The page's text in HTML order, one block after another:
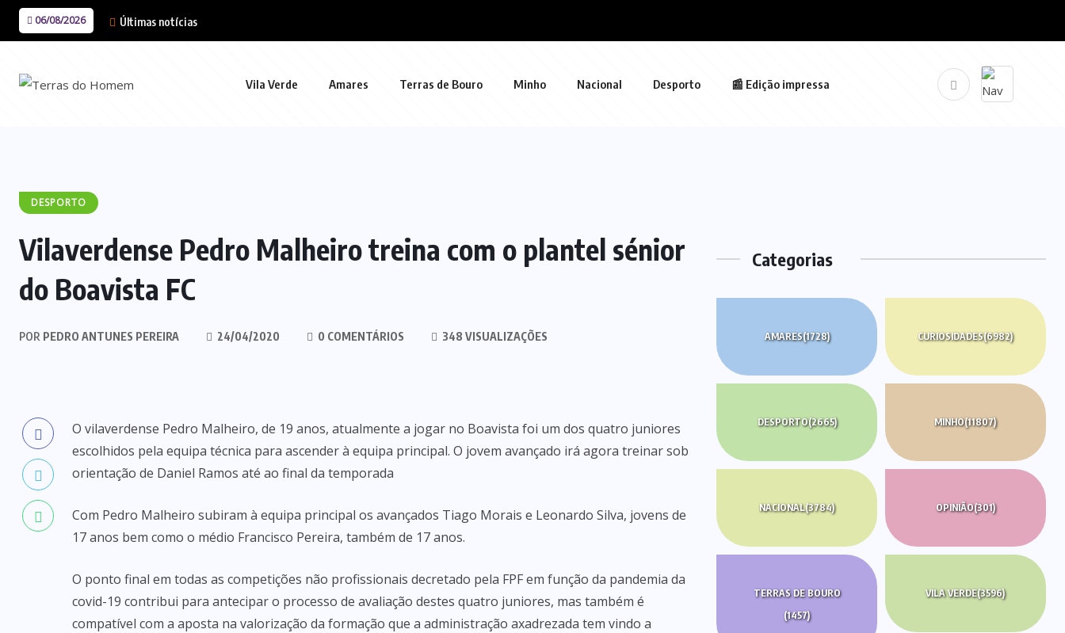
06/08/2026 Últimas notícias
Vila Verde Amares Terras de Bouro Minho Nacional Desporto 📰 Edição impressa
DESPORTO
Vilaverdense Pedro Malheiro treina com o plantel sénior
do Boavista FC
POR PEDRO ANTUNES PEREIRA 24/04/2020 0 COMENTÁRIOS 348 VISUALIZAÇÕES
O vilaverdense Pedro Malheiro, de 19 anos, atualmente a jogar no Boavista foi um dos quatro juniores
escolhidos pela equipa técnica para ascender à equipa principal. O jovem avançado irá agora treinar sob
orientação de Daniel Ramos até ao final da temporada
Com Pedro Malheiro subiram à equipa principal os avançados Tiago Morais e Leonardo Silva, jovens de
17 anos bem como o médio Francisco Pereira, também de 17 anos.
O ponto final em todas as competições não profissionais decretado pela FPF em função da pandemia da
covid-19 contribui para antecipar o processo de avaliação destes quatro juniores, mas também é
compatível com a aposta na valorização da formação que a administração axadrezada tem vindo a
Categorias
AMARES(1728) CURIOSIDADES(6982)
DESPORTO(2665) MINHO(11807)
NACIONAL(3784) OPINIÃO(301)
TERRAS DE BOURO
(1457)
VILA VERDE(3596)